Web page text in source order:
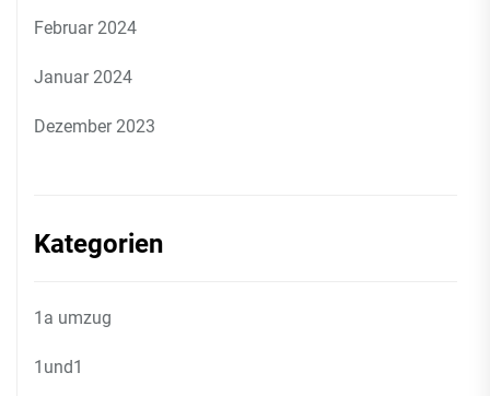
Februar 2024
Januar 2024
Dezember 2023
Kategorien
1a umzug
1und1